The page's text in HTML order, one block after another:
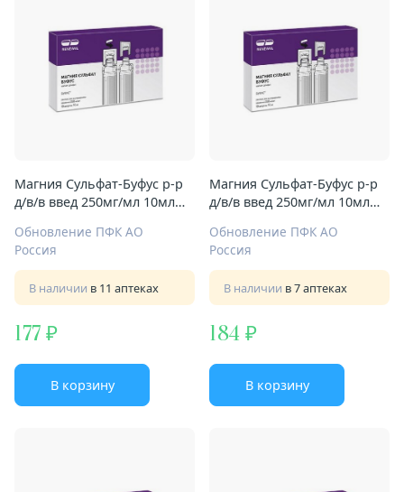
Магния Сульфат-Буфус р-р
д/в/в введ 250мг/мл 10мл
Обновление ПФК АО
Россия
В наличии в 11 аптеках
177
В корзину
Магния Сульфат-Буфус р-р
д/в/в введ 250мг/мл 10мл
Обновление ПФК АО
Россия
В наличии в 7 аптеках
184
В корзину